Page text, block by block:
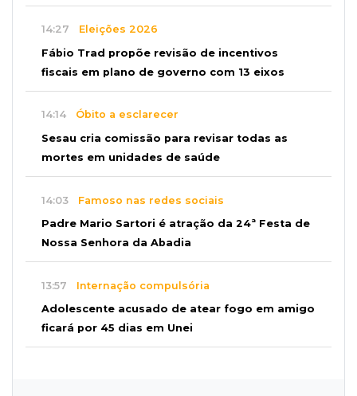
14:27 Eleições 2026
Fábio Trad propõe revisão de incentivos
fiscais em plano de governo com 13 eixos
14:14 Óbito a esclarecer
Sesau cria comissão para revisar todas as
mortes em unidades de saúde
14:03 Famoso nas redes sociais
Padre Mario Sartori é atração da 24ª Festa de
Nossa Senhora da Abadia
13:57 Internação compulsória
Adolescente acusado de atear fogo em amigo
ficará por 45 dias em Unei